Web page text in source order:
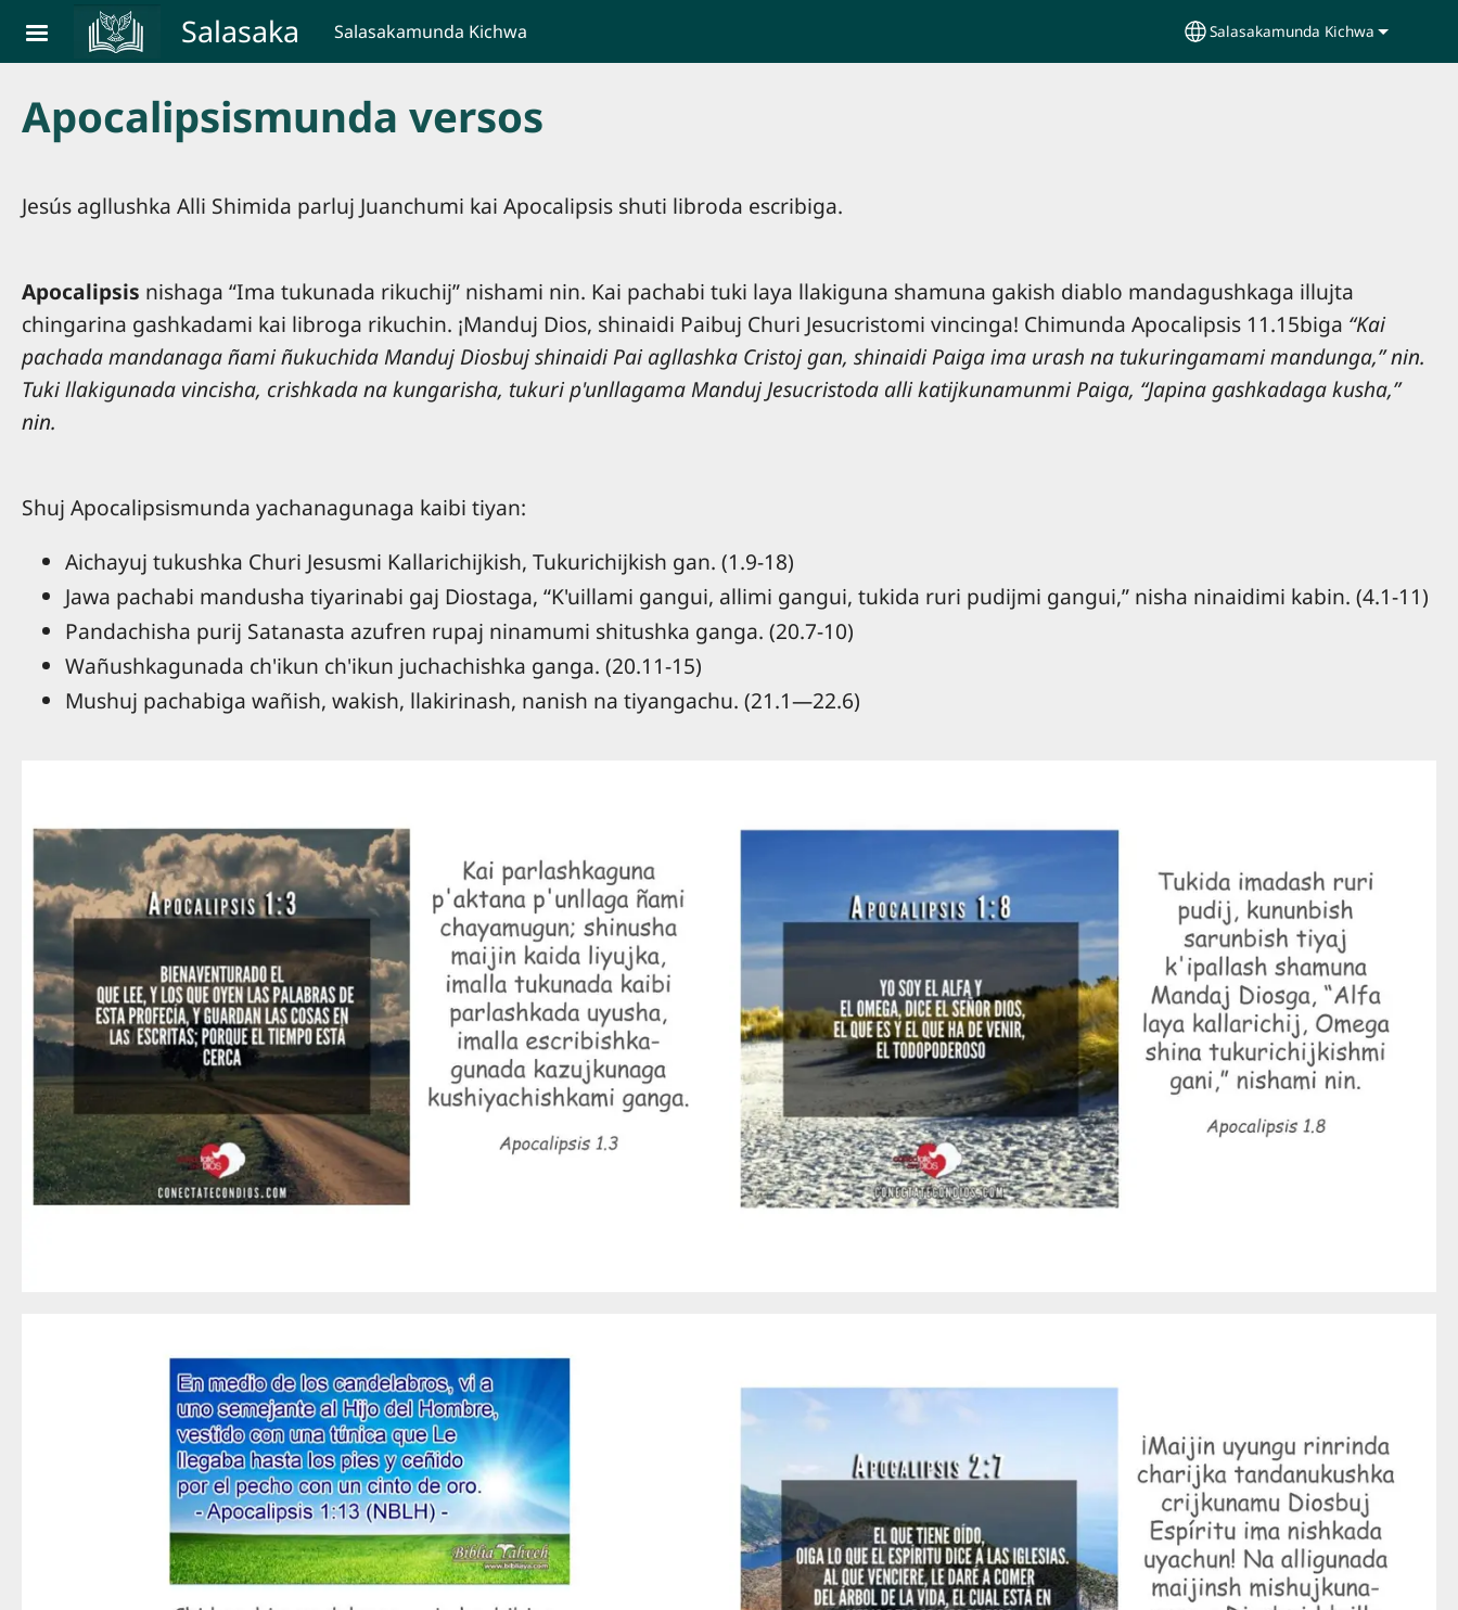
Skip to main contentSalasaka Salasakamunda Kichwa Select your language
Salasakamunda Kichwa
Apocalipsismunda versos
Jesús agllushka Alli Shimida parluj Juanchumi kai Apocalipsis shuti libroda escribiga.
Apocalipsis nishaga “Ima tukunada rikuchij” nishami nin. Kai pachabi tuki laya llakiguna shamuna gakish diablo mandagushkaga illujta
chingarina gashkadami kai libroga rikuchin. ¡Manduj Dios, shinaidi Paibuj Churi Jesucristomi vincinga! Chimunda Apocalipsis 11.15biga “Kai
pachada mandanaga ñami ñukuchida Manduj Diosbuj shinaidi Pai agllashka Cristoj gan, shinaidi Paiga ima urash na tukuringamami mandunga,” nin.
Tuki llakigunada vincisha, crishkada na kungarisha, tukuri p'unllagama Manduj Jesucristoda alli katijkunamunmi Paiga, “Japina gashkadaga kusha,”
nin.
Shuj Apocalipsismunda yachanagunaga kaibi tiyan:
Aichayuj tukushka Churi Jesusmi Kallarichijkish, Tukurichijkish gan. (1.9-18)
Jawa pachabi mandusha tiyarinabi gaj Diostaga, “K'uillami gangui, allimi gangui, tukida ruri pudijmi gangui,” nisha ninaidimi kabin. (4.1-11)
Pandachisha purij Satanasta azufren rupaj ninamumi shitushka ganga. (20.7-10)
Wañushkagunada ch'ikun ch'ikun juchachishka ganga. (20.11-15)
Mushuj pachabiga wañish, wakish, llakirinash, nanish na tiyangachu. (21.1—22.6)